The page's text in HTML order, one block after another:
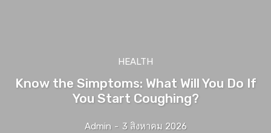
HEALTH
Know the Simptoms: What Will You Do If
You Start Coughing?
Admin - 3 สิงหาคม 2026